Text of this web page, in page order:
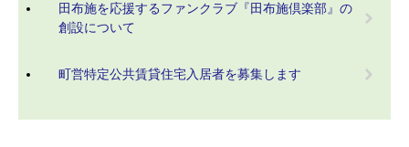
田布施を応援するファンクラブ『田布施倶楽部』の
創設について
町営特定公共賃貸住宅入居者を募集します